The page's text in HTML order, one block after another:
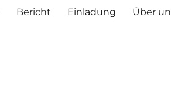
Bericht Einladung Über